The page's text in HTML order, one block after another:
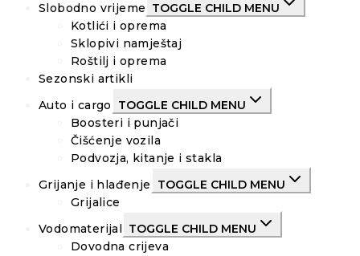
Slobodno vrijeme TOGGLE CHILD MENU
Kotlići i oprema
Sklopivi namještaj
Roštilj i oprema
Sezonski artikli
Auto i cargo
TOGGLE CHILD MENU
Boosteri i punjači
Čišćenje vozila
Podvozja, kitanje i stakla
Grijanje i hlađenje
TOGGLE CHILD MENU
Grijalice
Vodomaterijal
TOGGLE CHILD MENU
Dovodna crijeva